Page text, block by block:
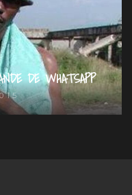
DE WHATSAPP